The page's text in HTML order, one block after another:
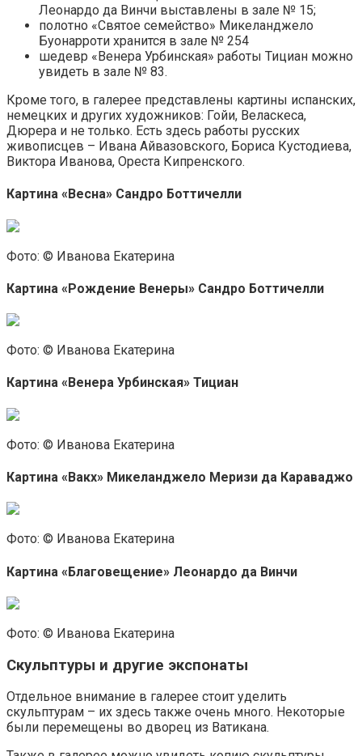
Леонардо да Винчи выставлены в зале № 15;
полотно «Святое семейство» Микеланджело
Буонарроти хранится в зале № 254
шедевр «Венера Урбинская» работы Тициан можно
увидеть в зале № 83.
Кроме того, в галерее представлены картины испанских,
немецких и других художников: Гойи, Веласкеса,
Дюрера и не только. Есть здесь работы русских
живописцев – Ивана Айвазовского, Бориса Кустодиева,
Виктора Иванова, Ореста Кипренского.
Картина «Весна» Сандро Боттичелли
Фото: © Иванова Екатерина
Картина «Рождение Венеры» Сандро Боттичелли
Фото: © Иванова Екатерина
Картина «Венера Урбинская» Тициан
Фото: © Иванова Екатерина
Картина «Вакх» Микеланджело Меризи да Караваджо
Фото: © Иванова Екатерина
Картина «Благовещение» Леонардо да Винчи
Фото: © Иванова Екатерина
Скульптуры и другие экспонаты
Отдельное внимание в галерее стоит уделить
скульптурам – их здесь также очень много. Некоторые
были перемещены во дворец из Ватикана.